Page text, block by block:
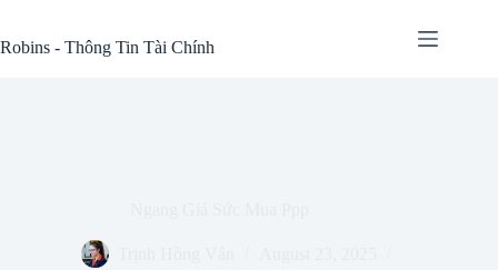
content
Robins - Thông Tin Tài Chính